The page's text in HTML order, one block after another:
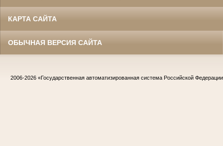
КАРТА САЙТА
ОБЫЧНАЯ ВЕРСИЯ САЙТА
2006-2026 «Государственная автоматизированная система Российской